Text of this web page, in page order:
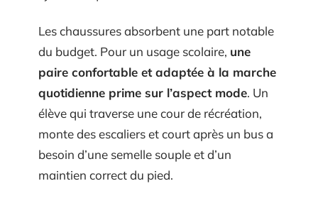
Les chaussures absorbent une part notable
du budget. Pour un usage scolaire, une
paire confortable et adaptée à la marche
quotidienne prime sur l’aspect mode. Un
élève qui traverse une cour de récréation,
monte des escaliers et court après un bus a
besoin d’une semelle souple et d’un
maintien correct du pied.